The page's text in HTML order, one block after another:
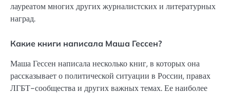
лауреатом многих других журналистских и литературных
наград.
Какие книги написала Маша Гессен?
Маша Гессен написала несколько книг, в которых она
рассказывает о политической ситуации в России, правах
ЛГБТ-сообщества и других важных темах. Ее наиболее